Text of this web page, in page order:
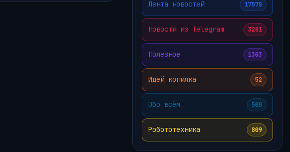
Лента новостей 17578
Новости из Telegram 3281
Полезное 1303
Идей копилка 52
Обо всём 500
Робототехника 809